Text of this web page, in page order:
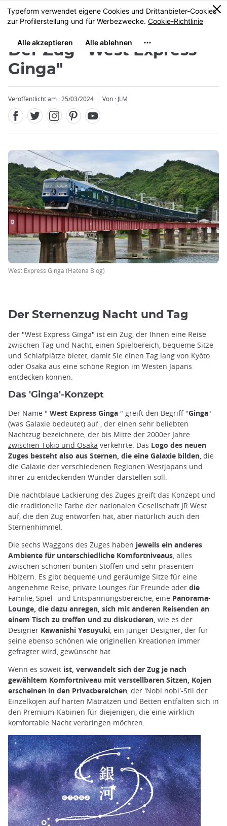
Größe
MENU
0
Der Zug "West Express
Ginga"
Veröffentlicht am : 25/03/2024 Von : JLM
West Express Ginga (Hatena Blog)
Der Sternenzug Nacht und Tag
der "West Express Ginga" ist ein Zug, der Ihnen eine Reise
zwischen Tag und Nacht, einen Spielbereich, bequeme Sitze
und Schlafplätze bietet, damit Sie einen Tag lang von Kyôto
oder Osaka aus eine schöne Region im Westen Japans
entdecken können.
Das 'Ginga'-Konzept
Der Name " West Express Ginga " greift den Begriff "Ginga"
(was Galaxie bedeutet) auf der einen sehr beliebten
Nachtzug bezeichnete, der bis Mitte der 2000er Jahre
zwischen Tokio und Osaka verkehrte. Das Logo des neuen
Zuges besteht also aus Sternen, die eine Galaxie bilden , die
die Galaxie der verschiedenen Regionen Westjapans und
ihrer zu entdeckenden Wunder darstellen soll.
Die nachtblaue Lackierung des Zuges greift das Konzept und
die traditionelle Farbe der nationalen Gesellschaft JR West
auf, die den Zug entworfen hat, aber natürlich auch den
Sternenhimmel.
Die sechs Waggons des Zuges haben jeweils ein anderes
Ambiente für unterschiedliche Komfortniveaus, alles
zwischen schönen bunten Stoffen und sehr präsenten
Hölzern. Es gibt bequeme und geräumige Sitze für eine
angenehme Reise, private Lounges für Freunde oder die
Familie, Spiel- und Entspannungsbereiche, eine Panorama-
Lounge, die dazu anregen, sich mit anderen Reisenden an
einem Tisch zu treffen und zu diskutieren, wie es der
Designer Kawanishi Yasuyuki, ein junger Designer, der für
seine ebenso schönen wie originellen Kreationen immer
gefragter wird, gewünscht hat.
Wenn es soweit ist, verwandelt sich der Zug je nach
gewähltem Komfortniveau mit verstellbaren Sitzen, Kojen
erscheinen in den Privatbereichen, der 'Nobi nobi'-Stil der
Einzelkojen auf harten Matratzen und Betten entfalten sich in
den Premium-Kabinen für diejenigen, die eine wirklich
komfortable Nacht verbringen möchten.
Schließen